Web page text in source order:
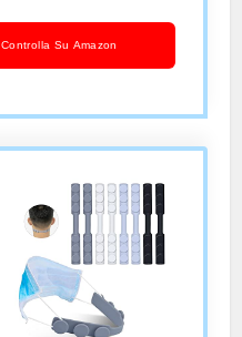
Controlla Su Amazon